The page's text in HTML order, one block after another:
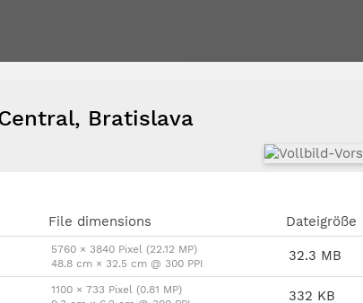
Bratislava
File dimensions Dateigröße
5760 × 3840 Pixel (22.12 MP)
48.8 cm × 32.5 cm @ 300 PPI
32.3 MB
1100 × 733 Pixel (0.81 MP)
332 KB